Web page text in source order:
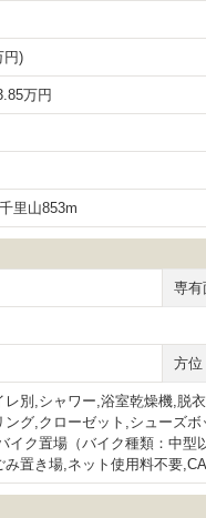
円)
万円
里山853m
専有
方位
レ別,シャワー,浴室乾燥機,脱
ング,クローゼット,シューズ
イク置場（バイク種類：中
み置き場,ネット使用料不要